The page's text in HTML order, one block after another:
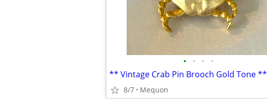
• • • •
** Vintage Crab Pin Brooch Gold Tone **
8/7 Mequon